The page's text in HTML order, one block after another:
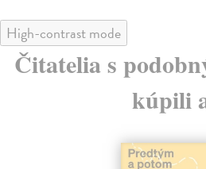
High-contrast mode
Čitatelia s
kúpili